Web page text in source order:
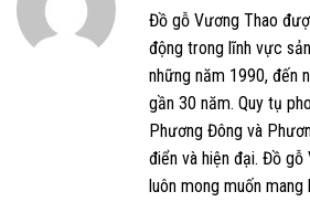
Đồ gỗ Vương Thao
động trong lĩnh vực
những năm 1990, đến
gần 30 năm. Quy tụ
Phương Đông và
điển và hiện đại. Đồ
luôn mong muốn